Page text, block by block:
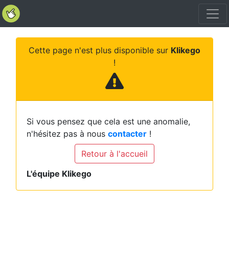
Cette page n'est plus disponible sur Klikego
!
Si vous pensez que cela est une anomalie,
n'hésitez pas à nous contacter !
Retour à l'accueil
L'équipe Klikego